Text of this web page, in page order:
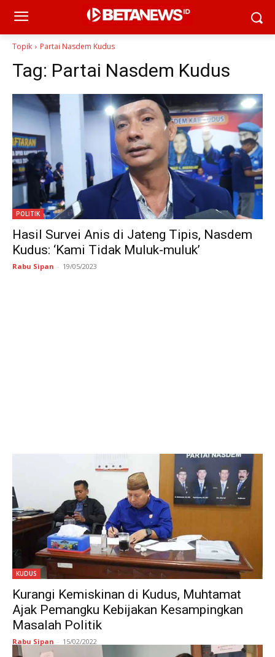
Topik Partai Nasdem Kudus
Tag: Partai Nasdem Kudus
POLITIK
Hasil Survei Anis di Jateng Tipis, Nasdem
Kudus: ‘Kami Tidak Muluk-muluk’
Rabu Sipan - 19/05/2023
KUDUS
Kurangi Kemiskinan di Kudus, Muhtamat
Ajak Pemangku Kebijakan Kesampingkan
Masalah Politik
Rabu Sipan - 15/02/2022